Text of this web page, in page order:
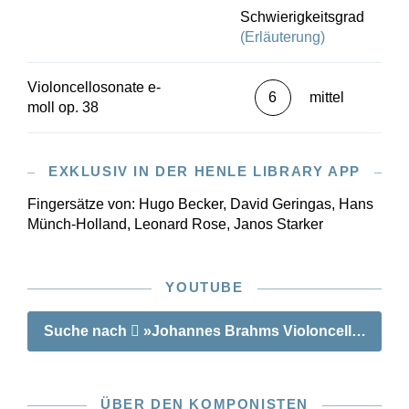
Schwierigkeitsgrad
(Erläuterung)
Violoncellosonate e-
moll op. 38
6 mittel
EXKLUSIV IN DER HENLE LIBRARY APP
Fingersätze von: Hugo Becker, David Geringas, Hans
Münch-Holland, Leonard Rose, Janos Starker
YOUTUBE
Suche nach »Johannes Brahms
ÜBER DEN KOMPONISTEN